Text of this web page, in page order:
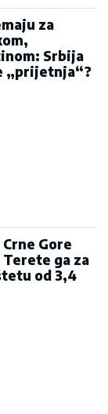
za
Srbija
„prijetnja“?
Gore
ga za
od 3,4